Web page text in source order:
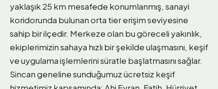
yaklaşık 25 km mesafede konumlanmış, sanayi
koridorunda bulunan orta tier erişim seviyesine
sahip bir ilçedir. Merkeze olan bu göreceli yakınlık,
ekiplerimizin sahaya hızlı bir şekilde ulaşmasını, keşif
ve uygulama işlemlerini süratle başlatmasını sağlar.
Sincan geneline sunduğumuz ücretsiz keşif